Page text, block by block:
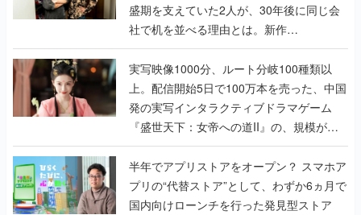
盛期を支えていた2人が、30年後に同じ会
社で机を並べる理由とは。新作
『TATSUJIN EXTREME』で初タッグを組
んだレジェンド2人に訊く開発秘話
実写映像1000分、ルート分岐100種類以
上。配信開始5日で100万本を売った、中国
発の実写インタラクティブドラマゲーム
『盛世天下：女帝への道II』の、規模が違
うこだわりをプロデューサーに聞いた
半年でアプリストアをオープン？ スマホア
プリの“代替ストア”として、わずか6ヵ月で
国内向けローンチを行った発見型ストア